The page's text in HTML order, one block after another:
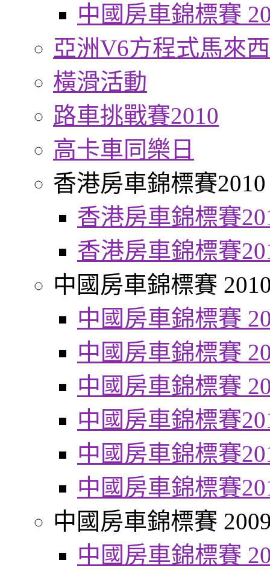
中國房車錦標賽
亞洲V6方程式馬來
橫滑活動
路車挑戰賽2010
高卡車同樂日
香港房車錦標賽2010
香港房車錦標賽
香港房車錦標賽
中國房車錦標賽
中國房車錦標賽
中國房車錦標賽
中國房車錦標賽
中國房車錦標賽
中國房車錦標賽
中國房車錦標賽
中國房車錦標賽
中國房車錦標賽